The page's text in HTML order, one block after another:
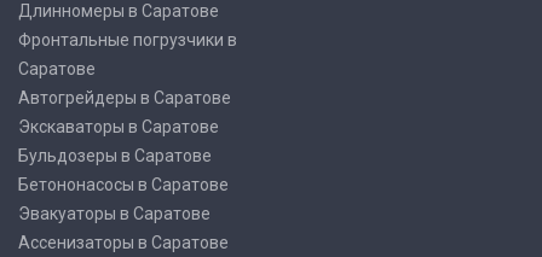
Длинномеры в Саратове
Фронтальные погрузчики в
Саратове
Автогрейдеры в Саратове
Экскаваторы в Саратове
Бульдозеры в Саратове
Бетононасосы в Саратове
Эвакуаторы в Саратове
Ассенизаторы в Саратове